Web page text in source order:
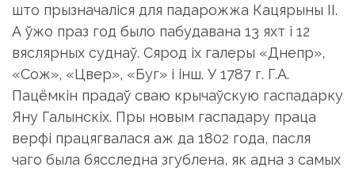
што прызначаліся для падарожжа Кацярыны II.
А ўжо праз год было пабудавана 13 яхт і 12
вяслярных суднаў. Сярод іх галеры «Днепр»,
«Сож», «Цвер», «Буг» і інш. У 1787 г. Г.А.
Пацёмкін прадаў сваю крычаўскую гаспадарку
Яну Галынскіх. Пры новым гаспадару праца
верфі працягвалася аж да 1802 года, пасля
чаго была бясследна згублена, як адна з самых